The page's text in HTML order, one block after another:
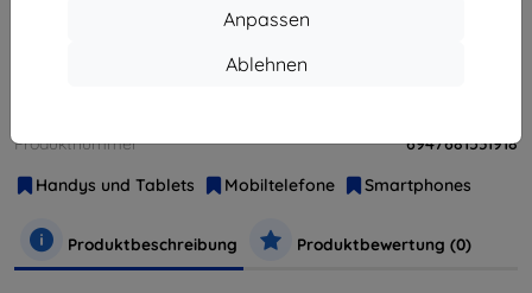
Anpassen
Ablehnen
Weitere Varianten dieses Produkts
Produktnummer
6947681531918
Handys und Tablets
Mobiltelefone Smartphones
Produktbeschreibung Produktbewertung (0)